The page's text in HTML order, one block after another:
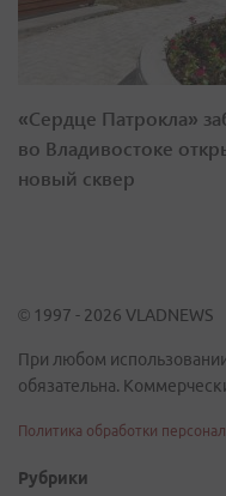
«Сердце Патрокла»
во Владивостоке
новый сквер
© 1997 - 2026 VLADNEWS
При любом
обязательна.
Политика обработки
Рубрики